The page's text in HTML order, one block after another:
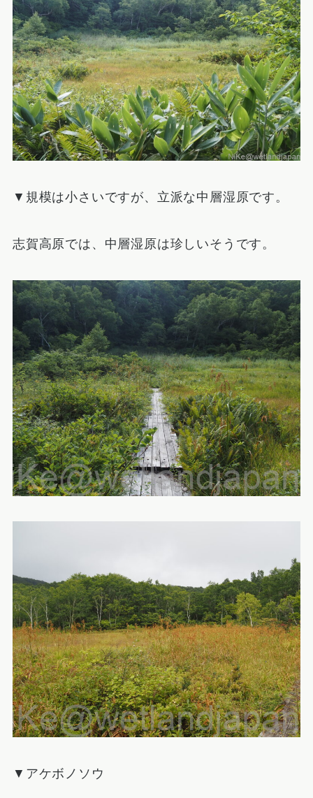
▼規模は小さいですが、立派な中層湿原です。
志賀高原では、中層湿原は珍しいそうです。
▼アケボノソウ